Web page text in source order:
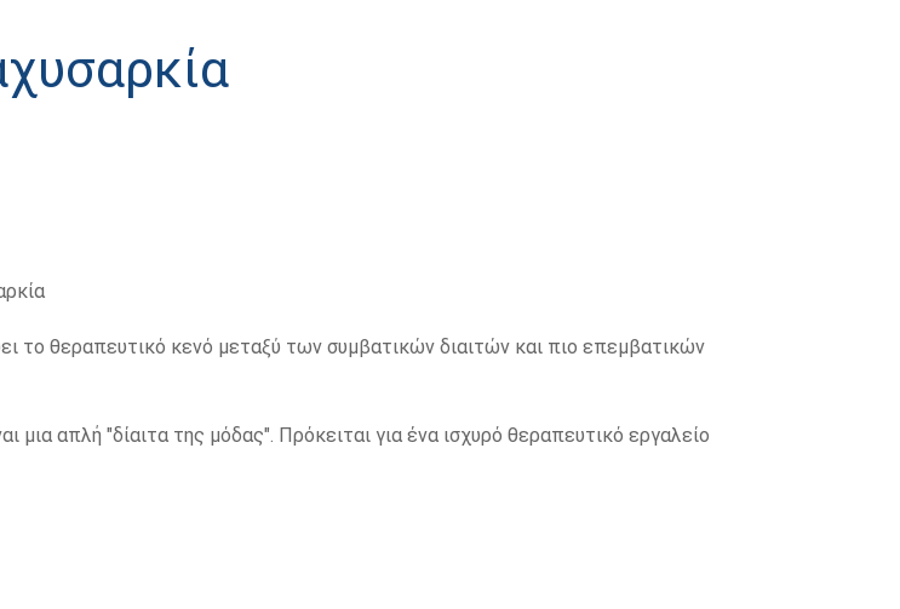
το θεραπευτικό κενό μεταξύ των συμβατικών διαιτών και πιο επεμβατικών
μια απλή "δίαιτα της μόδας". Πρόκειται για ένα ισχυρό θεραπευτικό εργαλείο